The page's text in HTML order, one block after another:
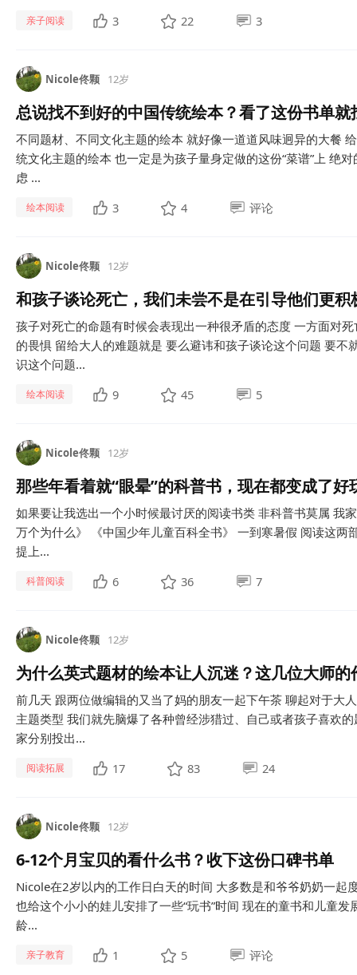
亲子阅读 3 22 3
Nicole佟颗 12岁
总说找不到好的中国传统绘本？看了这份书单就
不同题材、不同文化主题的绘本 就好像一道道风味迥异的大餐
统文化主题的绘本 也一定是为孩子量身定做的这份“菜谱”上 绝
虑 ...
绘本阅读 3 4 评论
Nicole佟颗 12岁
和孩子谈论死亡，我们未尝不是在引导他们更积
孩子对死亡的命题有时候会表现出一种很矛盾的态度 一方面对
的畏惧 留给大人的难题就是 要么避讳和孩子谈论这个问题 要不
识这个问题...
绘本阅读 9 45 5
Nicole佟颗 12岁
那些年看着就“眼晕”的科普书，现在都变成了好
如果要让我选出一个小时候最讨厌的阅读书类 ​非科普书莫属 我
万个为什么》 《中国少年儿童百科全书》 一到寒暑假 阅读这两
提上...
科普阅读 6 36 7
Nicole佟颗 12岁
为什么英式题材的绘本让人沉迷？这几位大师的
前几天 ​跟两位做编辑的又当了妈的朋友一起下午茶 聊起对于大
主题类型 我们就先脑爆了各种曾经涉猎过、自己或者孩子喜欢
家分别投出...
阅读拓展 17 83 24
Nicole佟颗 12岁
6-12个月宝贝的看什么书？收下这份口碑书单
​Nicole在2岁以内的工作日白天的时间 大多数是和爷爷奶奶一起
也给这个小小的娃儿安排了一些“玩书”时间 现在的童书和儿童
龄...
亲子教育 1 5 评论